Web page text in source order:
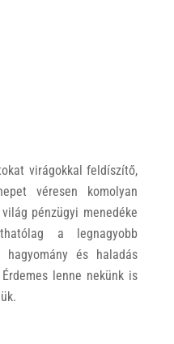
virágokkal feldíszítő,
véresen komolyan
pénzügyi menedéke
a legnagyobb
hagyomány és haladás
lenne nekünk is